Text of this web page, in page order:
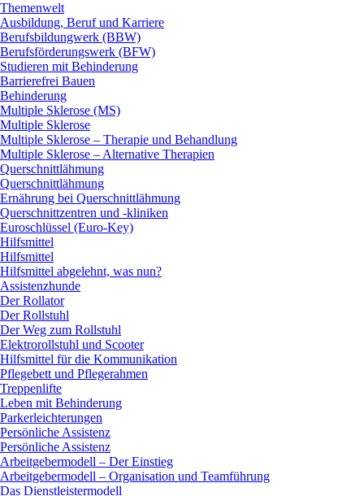
Themenwelt
Ausbildung, Beruf und Karriere
Berufsbildungwerk (BBW)
Berufsförderungswerk (BFW)
Studieren mit Behinderung
Barrierefrei Bauen
Behinderung
Multiple Sklerose (MS)
Multiple Sklerose
Multiple Sklerose – Therapie und Behandlung
Multiple Sklerose – Alternative Therapien
Querschnittlähmung
Querschnittlähmung
Ernährung bei Querschnittlähmung
Querschnittzentren und -kliniken
Euroschlüssel (Euro-Key)
Hilfsmittel
Hilfsmittel
Hilfsmittel abgelehnt, was nun?
Assistenzhunde
Der Rollator
Der Rollstuhl
Der Weg zum Rollstuhl
Elektrorollstuhl und Scooter
Hilfsmittel für die Kommunikation
Pflegebett und Pflegerahmen
Treppenlifte
Leben mit Behinderung
Parkerleichterungen
Persönliche Assistenz
Persönliche Assistenz
Arbeitgebermodell – Der Einstieg
Arbeitgebermodell – Organisation und Teamführung
Das Dienstleistermodell